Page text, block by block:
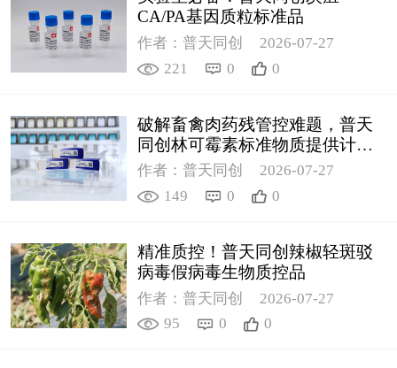
CA/PA基因质粒标准品
作者：普天同创
2026-07-27
221
0 0
破解畜禽肉药残管控难题，普天
同创林可霉素标准物质提供计量
支撑
作者：普天同创
2026-07-27
149
0 0
精准质控！普天同创辣椒轻斑驳
病毒假病毒生物质控品
作者：普天同创
2026-07-27
95
0 0